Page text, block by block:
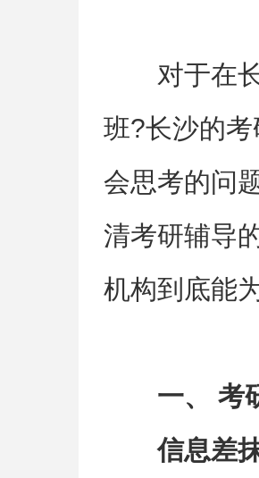
对于在
班?长沙的
会思考的问
清考研辅导
机构到底能
一、 考
信息差